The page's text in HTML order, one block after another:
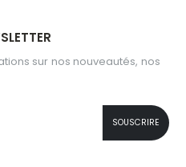
sur nos nouveautés, nos